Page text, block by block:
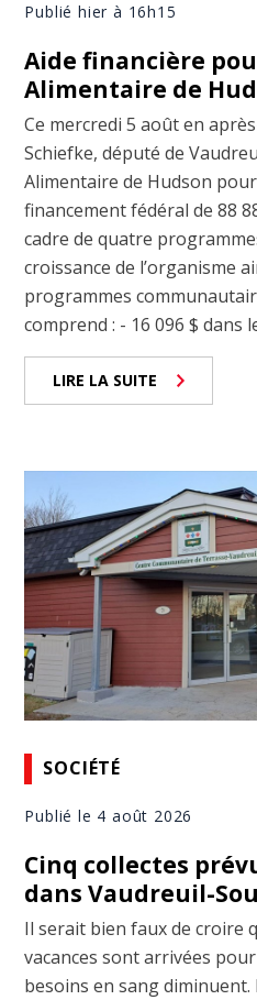
Publié hier à 16h15
Aide financière
Alimentaire de
Ce mercredi 5 août en
Schiefke, député de
Alimentaire de Hudson
financement fédéral de 88
cadre de quatre
croissance de l’organisme
programmes
comprend : - 16 096 $ dans
LIRE LA SUITE
SOCIÉTÉ
Publié le 4 août 2026
Cinq collectes
dans Vaudreuil-
Il serait bien faux de croire
vacances sont arrivées
besoins en sang